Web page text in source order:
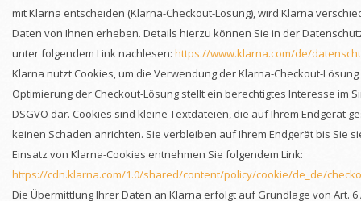
mit Klarna entscheiden (Klarna-Checkout-Lösung), wird Klarna
Daten von Ihnen erheben. Details hierzu können Sie in der
unter folgendem Link nachlesen: https://www.klarna.com/de/
Klarna nutzt Cookies, um die Verwendung der Klarna-Checkout-
Optimierung der Checkout-Lösung stellt ein berechtigtes Interesse im
DSGVO dar. Cookies sind kleine Textdateien, die auf Ihrem Endgerät
keinen Schaden anrichten. Sie verbleiben auf Ihrem Endgerät bis Sie
Einsatz von Klarna-Cookies entnehmen Sie folgendem Link:
https://cdn.klarna.com/1.0/shared/content/policy/cookie/de_de/
Die Übermittlung Ihrer Daten an Klarna erfolgt auf Grundlage von Art. 6